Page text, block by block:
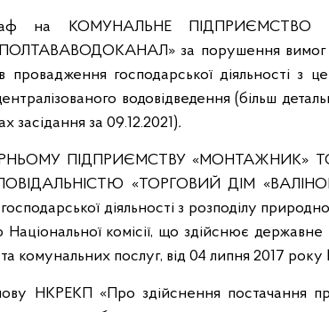
на КОМУНАЛЬНЕ ПІДПРИЄМСТВО
за порушення вимог
провадження господарської діяльності з
водовідведення (більш
засідання за 09.12.2021).
ПІДПРИЄМСТВУ «МОНТАЖНИК»
«ТОРГОВИЙ ДІМ
діяльності з розподілу
Національної комісії, що здійснює
комунальних послуг, від 04 липня 2017
НКРЕКП «Про здійснення постачання